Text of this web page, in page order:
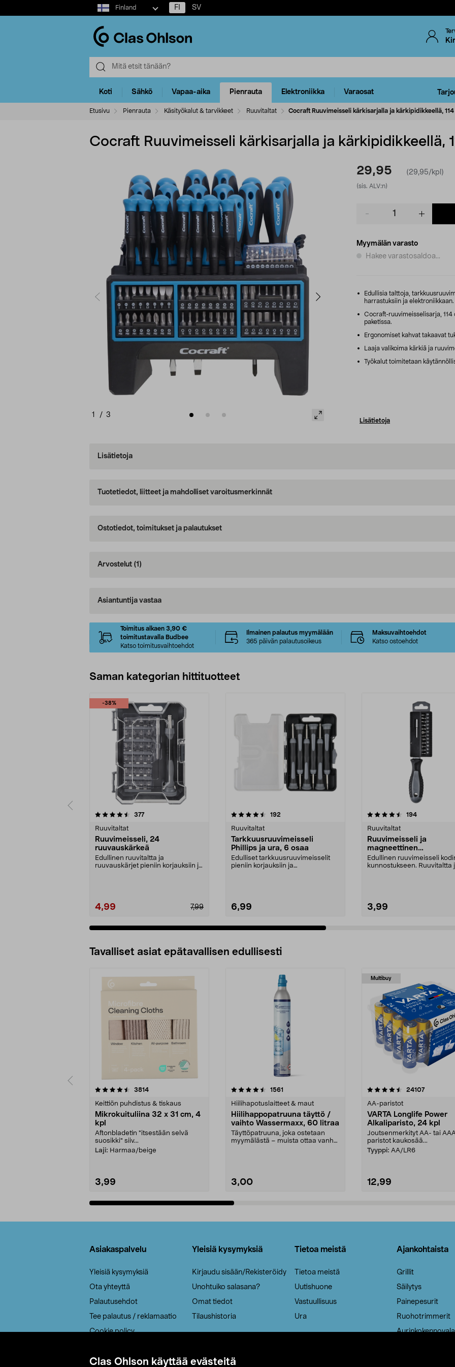
Clas Ohlson käyttää evästeitä
Select
market
Finland FI SV
Koti Sähkö Vapaa-aika Pienrauta Elektroniikka Varaosat
Etusivu Pienrauta Käsityökalut & tarvikkeet Ruuvitaltat Cocraft Ruuvimeisseli kärkisarjalla ja kärkipidikkeellä, 114
Cocraft Ruuvimeisseli kärkisarjalla ja kärkipidikkeellä,
1 / 3
29,95 (29,95/kpl)
(sis. ALV:n)
Myymälän varasto
Hakee varastosaldoa...
Edullisia talttoja,
harrastuksiin ja elektroniikkaan.
Cocraft-ruuvimeisselisarja, 114
paketissa.
Ergonomiset kahvat takaavat
Laaja valikoima kärkiä ja
Työkalut toimitetaan
Lisätietoja
Lisätietoja
Tuotetiedot, liitteet ja mahdolliset varoitusmerkinnät
Ostotiedot, toimitukset ja palautukset
Arvostelut (1)
Asiantuntija vastaa
Toimitus alkaen 3,90 €
toimitustavalla Budbee
Katso toimitusvaihtoehdot
Ilmainen palautus myymälään
365 päivän palautusoikeus
Maksuvaihtoehdot
Katso ostoehdot
Saman kategorian hittituotteet
-38%
377arvostelut
Ruuvitaltat
Ruuvimeisseli, 24
ruuvauskärkeä
Edullinen ruuvitaltta ja
ruuvauskärjet pieniin korjauksiin ja
4,99 7,99
4.5 viidestä
192
Ruuvitaltat
Tarkkuusruuvimeisseli
Phillips ja ura, 6 osaa
Edulliset tarkkuusruuvimeisselit
pieniin korjauksiin ja
6,99
4.5 viidestä
194arvostelut
Ruuvitaltat
Ruuvimeisseli ja
magneettinen
ruuvauskärkipidike, 12
ruuvauskärkeä
Edullinen ruuvimeisseli
kunnostukseen. Ruuvitaltta
3,99
4.5 viidestä
Tavalliset asiat epätavallisen edullisesti
3814arvostelut
Keittiön puhdistus & tiskaus
Mikrokuituliina 32 x 31 cm, 4
kpl
Aftonbladetin "itsestään selvä
suosikki" siiv...
Laji: Harmaa/beige
3,99
4.5viidestä
1561
Hiilihapotuslaitteet & maut
Hiilihappopatruuna täyttö /
vaihto Wassermaxx, 60 litraa
Täyttöpatruuna, joka ostetaan
myymälästä – muista ottaa vanha
3,00
Multibuy
4.5viidestä
24107arvostelut
AA-paristot
VARTA Longlife Power
Alkaliparisto, 24 kpl
Joutsenmerkityt AA- tai
paristot kaukosää...
Tyyppi: AA/LR6
12,99
4.5viidestä
Asiakaspalvelu
Yleisiä kysymyksiä
Ota yhteyttä
Palautusehdot
Tee palautus / reklamaatio
Cookie policy
Saavutettavuus
Yleisiä kysymyksiä
Kirjaudu sisään/Rekisteröidy
Unohtuiko salasana?
Omat tiedot
Tilaushistoria
Tietoa meistä
Tietoa meistä
Uutishuone
Vastuullisuus
Ura
Ajankohtaista
Grillit
Säilytys
Painepesurit
Ruohotrimmerit